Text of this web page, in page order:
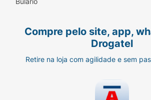
Compre pelo site, app,
Drogatel
Retire na loja com agilidade e sem